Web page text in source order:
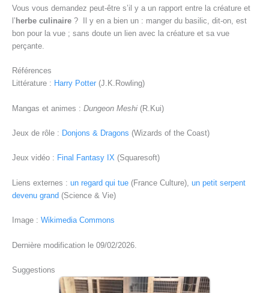
Vous vous demandez peut-être s’il y a un rapport entre la créature et
l’ herbe culinaire ? Il y en a bien un : manger du basilic, dit-on, est
bon pour la vue ; sans doute un lien avec la créature et sa vue
perçante.
Références
Littérature : Harry Potter (J.K.Rowling)
Mangas et animes : Dungeon Meshi (R.Kui)
Jeux de rôle : Donjons & Dragons (Wizards of the Coast)
Jeux vidéo : Final Fantasy IX (Squaresoft)
Liens externes : un regard qui tue (France Culture), un petit serpent
devenu grand (Science & Vie)
Image : Wikimedia Commons
Dernière modification le 09/02/2026.
Suggestions